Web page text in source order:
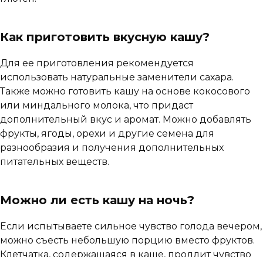
Как приготовить вкусную кашу?
Для ее приготовления рекомендуется
использовать натуральные заменители сахара.
Также можно готовить кашу на основе кокосового
или миндального молока, что придаст
дополнительный вкус и аромат. Можно добавлять
фрукты, ягоды, орехи и другие семена для
разнообразия и получения дополнительных
питательных веществ.
Можно ли есть кашу на ночь?
Если испытываете сильное чувство голода вечером,
можно съесть небольшую порцию вместо фруктов.
Клетчатка, содержащаяся в каше, продлит чувство